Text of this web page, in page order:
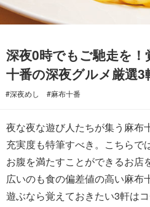
深夜0時でもご馳走を
十番の深夜グルメ厳選3
#深夜めし #麻布十番
夜な夜な遊び人たちが集う麻布
充実度も特筆すべき。こちらで
お腹を満たすことができるお店
広いのも食の偏差値の高い麻布
遊ぶなら覚えておきたい3軒はコ